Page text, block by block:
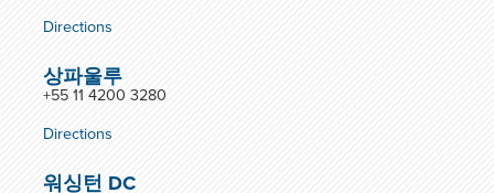
Directions
상파울루
+55 11 4200 3280
Directions
워싱턴 DC